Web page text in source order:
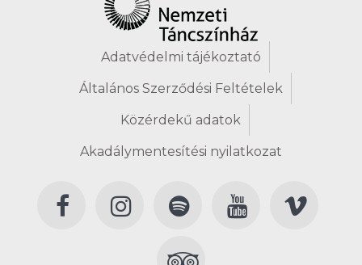
Adatvédelmi tájékoztató
Általános Szerződési Feltételek
Közérdekű adatok
Akadálymentesítési nyilatkozat